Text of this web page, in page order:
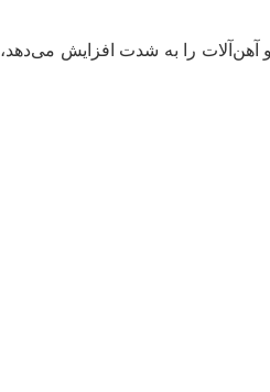
و آهن‌آلات را به شدت افزایش می‌دهد،